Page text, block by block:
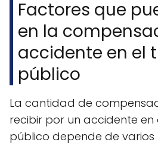
Factores que
en la
accidente en el
público
La cantidad de
recibir por un accidente
público depende de varios